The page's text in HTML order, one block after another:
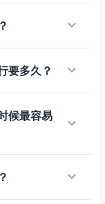
keyboard_arrow_down
要多久？ keyboard_arrow_down
候最容易
keyboard_arrow_down
keyboard_arrow_down